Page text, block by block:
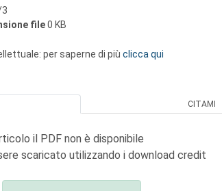
file0 KB
per saperne di più clicca qui
CITAMI
il PDF non è disponibile
scaricato utilizzando i download credit